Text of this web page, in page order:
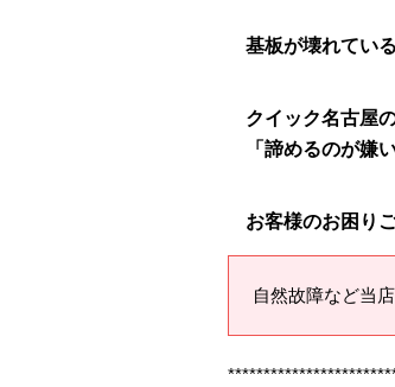
基板が壊れてい
クイック名古屋
「諦めるのが嫌
お客様のお困り
自然故障など当